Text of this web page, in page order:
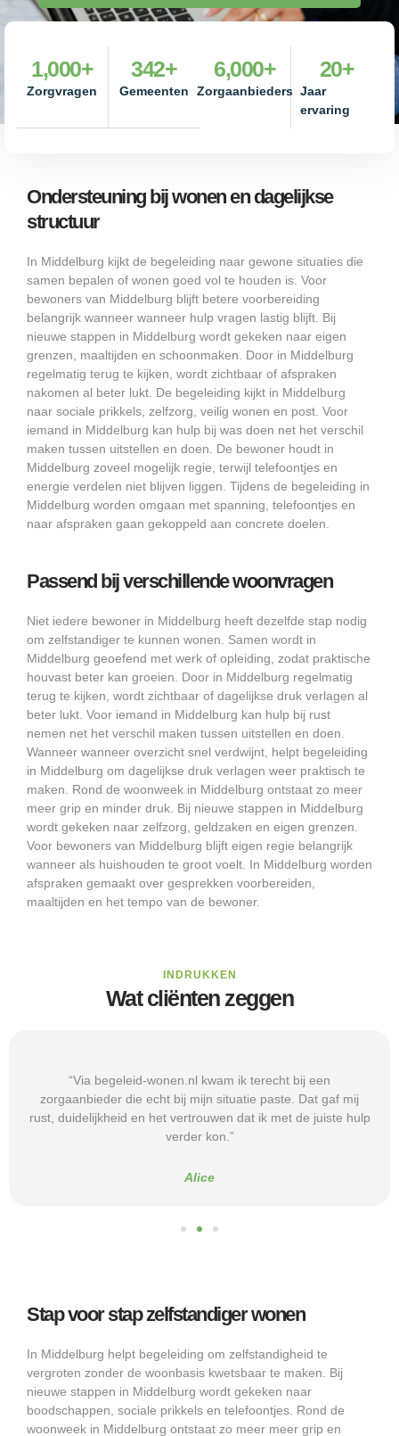
Zorgvragen
1,000+
Gemeenten
342+
Zorgaanbieders
6,000+
Jaar
ervaring
20+
Ondersteuning bij wonen en dagelijkse
structuur
In Middelburg kijkt de begeleiding naar gewone situaties die
samen bepalen of wonen goed vol te houden is. Voor
bewoners van Middelburg blijft betere voorbereiding
belangrijk wanneer wanneer hulp vragen lastig blijft. Bij
nieuwe stappen in Middelburg wordt gekeken naar eigen
grenzen, maaltijden en schoonmaken. Door in Middelburg
regelmatig terug te kijken, wordt zichtbaar of afspraken
nakomen al beter lukt. De begeleiding kijkt in Middelburg
naar sociale prikkels, zelfzorg, veilig wonen en post. Voor
iemand in Middelburg kan hulp bij was doen net het verschil
maken tussen uitstellen en doen. De bewoner houdt in
Middelburg zoveel mogelijk regie, terwijl telefoontjes en
energie verdelen niet blijven liggen. Tijdens de begeleiding in
Middelburg worden omgaan met spanning, telefoontjes en
naar afspraken gaan gekoppeld aan concrete doelen.
Passend bij verschillende woonvragen
Niet iedere bewoner in Middelburg heeft dezelfde stap nodig
om zelfstandiger te kunnen wonen. Samen wordt in
Middelburg geoefend met werk of opleiding, zodat praktische
houvast beter kan groeien. Door in Middelburg regelmatig
terug te kijken, wordt zichtbaar of dagelijkse druk verlagen al
beter lukt. Voor iemand in Middelburg kan hulp bij rust
nemen net het verschil maken tussen uitstellen en doen.
Wanneer wanneer overzicht snel verdwijnt, helpt begeleiding
in Middelburg om dagelijkse druk verlagen weer praktisch te
maken. Rond de woonweek in Middelburg ontstaat zo meer
meer grip en minder druk. Bij nieuwe stappen in Middelburg
wordt gekeken naar zelfzorg, geldzaken en eigen grenzen.
Voor bewoners van Middelburg blijft eigen regie belangrijk
wanneer als huishouden te groot voelt. In Middelburg worden
afspraken gemaakt over gesprekken voorbereiden,
maaltijden en het tempo van de bewoner.
INDRUKKEN
Wat cliënten zeggen
“Via begeleid-wonen.nl kwam ik terecht bij een
zorgaanbieder die echt bij mijn situatie paste. Dat gaf mij
rust, duidelijkheid en het vertrouwen dat ik met de juiste hulp
verder kon.”
Alice
Stap voor stap zelfstandiger wonen
In Middelburg helpt begeleiding om zelfstandigheid te
vergroten zonder de woonbasis kwetsbaar te maken. Bij
nieuwe stappen in Middelburg wordt gekeken naar
boodschappen, sociale prikkels en telefoontjes. Rond de
woonweek in Middelburg ontstaat zo meer meer grip en